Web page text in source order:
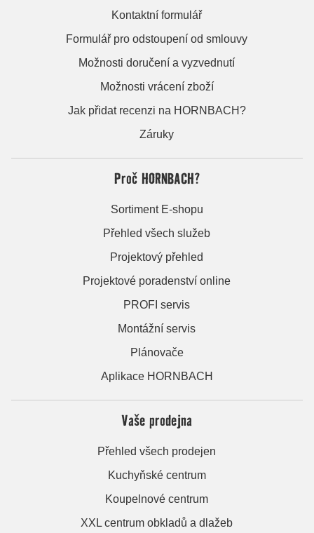
Kontaktní formulář
Formulář pro odstoupení od smlouvy
Možnosti doručení a vyzvednutí
Možnosti vrácení zboží
Jak přidat recenzi na HORNBACH?
Záruky
Proč HORNBACH?
Sortiment E-shopu
Přehled všech služeb
Projektový přehled
Projektové poradenství online
PROFI servis
Montážní servis
Plánovače
Aplikace HORNBACH
Vaše prodejna
Přehled všech prodejen
Kuchyňské centrum
Koupelnové centrum
XXL centrum obkladů a dlažeb